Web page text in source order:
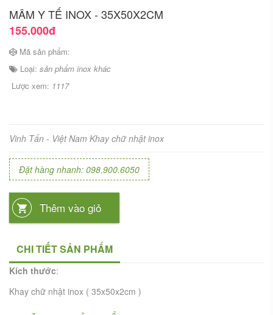
MÂM Y TẾ INOX - 35X50X2CM
155.000đ
Mã sản phẩm:
Loại: sản phẩm inox khác
Lược xem: 1117
Vinh Tấn - Việt Nam Khay chữ nhật inox
Đặt hàng nhanh: 098.900.6050
Thêm vào giỏ
CHI TIẾT SẢN PHẨM
Kích thước:
Khay chữ nhật inox ( 35x50x2cm )